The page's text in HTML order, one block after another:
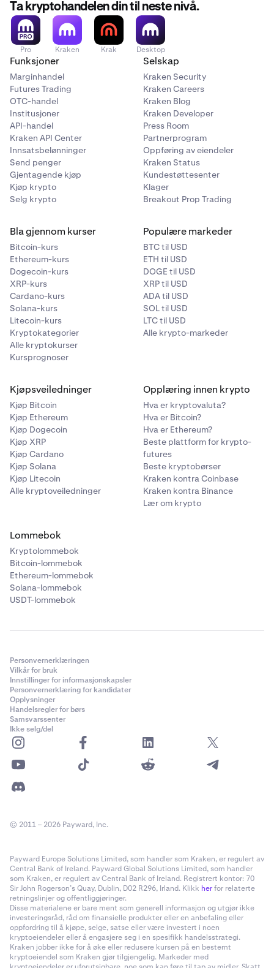
Ta kryptohandelen din til neste nivå.
Pro Kraken Krak Desktop
Funksjoner
Marginhandel
Futures Trading
OTC-handel
Institusjoner
API-handel
Kraken API Center
Innsatsbelønninger
Send penger
Gjentagende kjøp
Kjøp krypto
Selg krypto
Selskap
Kraken Security
Kraken Careers
Kraken Blog
Kraken Developer
Press Room
Partnerprogram
Oppføring av eiendeler
Kraken Status
Kundestøttesenter
Klager
Breakout Prop Trading
Bla gjennom kurser
Bitcoin-kurs
Ethereum-kurs
Dogecoin-kurs
XRP-kurs
Cardano-kurs
Solana-kurs
Litecoin-kurs
Kryptokategorier
Alle kryptokurser
Kursprognoser
Populære markeder
BTC til USD
ETH til USD
DOGE til USD
XRP til USD
ADA til USD
SOL til USD
LTC til USD
Alle krypto-markeder
Kjøpsveiledninger
Kjøp Bitcoin
Kjøp Ethereum
Kjøp Dogecoin
Kjøp XRP
Kjøp Cardano
Kjøp Solana
Kjøp Litecoin
Alle kryptoveiledninger
Opplæring innen krypto
Hva er kryptovaluta?
Hva er Bitcoin?
Hva er Ethereum?
Beste plattform for krypto-
futures
Beste kryptobørser
Kraken kontra Coinbase
Kraken kontra Binance
Lær om krypto
Lommebok
Kryptolommebok
Bitcoin-lommebok
Ethereum-lommebok
Solana-lommebok
USDT-lommebok
Personvernerklæringen
Vilkår for bruk
Innstillinger for informasjonskapsler
Personvernerklæring for kandidater
Opplysninger
Handelsregler for børs
Samsvarssenter
Ikke selg/del
© 2011 – 2026 Payward, Inc.
Payward Europe Solutions Limited, som handler som Kraken, er regulert av
Central Bank of Ireland. Payward Global Solutions Limited, som handler
som Kraken, er regulert av Central Bank of Ireland. Registrert kontor: 70
Sir John Rogerson’s Quay, Dublin, D02 R296, Irland. Klikk herfor relaterte
retningslinjer og offentliggjøringer.
Disse materialene er bare ment som generell informasjon og utgjør ikke
investeringsråd, råd om finansielle produkter eller en anbefaling eller
oppfordring til å kjøpe, selge, satse eller være investert i noen
kryptoeiendeler eller å engasjere seg i en spesifikk handelsstrategi.
Kraken jobber ikke for å øke eller redusere kursen på en bestemt
kryptoeiendel som Kraken gjør tilgjengelig. Markeder med